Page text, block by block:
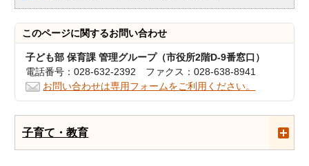
このページに関するお問い合わせ
子ども部 保育課 管理グループ（市役所2階D-9番窓口）
電話番号：028-632-2392 ファクス：028-638-8941
お問い合わせは専用フォームをご利用ください。
子育て・教育